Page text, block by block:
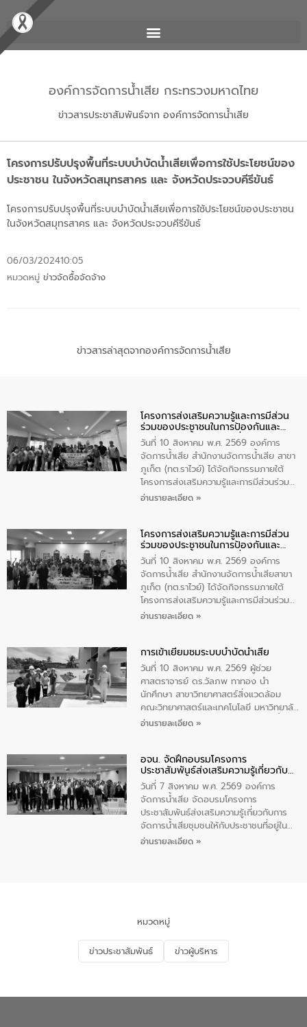
องค์การจัดการน้ำเสีย กระทรวงมหาดไทย
ข่าวสารประชาสัมพันธ์จาก องค์การจัดการน้ำเสีย
โครงการปรับปรุงพื้นที่ระบบบำบัดน้ำเสียเพื่อการใช้ประโยชน์ของ
ประชาชน ในจังหวัดสมุทรสาคร และ จังหวัดประจวบคีรีขันธ์
โครงการปรับปรุงพื้นที่ระบบบำบัดน้ำเสียเพื่อการใช้ประโยชน์ของประชาชน
ในจังหวัดสมุทรสาคร และ จังหวัดประจวบคีรีขันธ์
06/03/202410:05
หมวดหมู่ ข่าวจัดซื้อจัดจ้าง
ข่าวสารล่าสุดจากองค์การจัดการน้ำเสีย
โครงการส่งเสริมความรู้และการมีส่วน
ร่วมของประชาชนในการป้องกันและ
แก้ไขปัญหาน้ำเสียอย่างยั่งยืน
วันที่ 10 สิงหาคม พ.ศ. 2569 องค์การ
จัดการน้ำเสีย สำนักงานจัดการน้ำเสีย สาขา
ภูเก็ต (ทต.ราไวย์) ได้จัดกิจกรรมภายใต้
โครงการส่งเสริมความรู้และการมีส่วนร่วม
ของประชาชนในการป้องกันและแก้ไขปัญหา
ความรู้แก่อาสาสมัครท้องถิ่นรักษ์โลก อาสา
สมัครสาธารณสุขประจำหมู่บ้าน และ
ประชาชนผู้ที่สนใจเข้าร่วม จำนวน 80 คน
เพื่อส่งเสริมความรู้ด้านการจัดการน้ำเสีย
การบำบัดน้ำเสียเบื้องต้นในครัวเรือน และ
สร้างจิตสำนึกในการอนุรักษ์สิ่งแวดล้อม ใน
การนี้ นายเทมส์ ไกรทัศน์ นายกเทศมนตรี
อ่านรายละเอียด »
โครงการส่งเสริมความรู้และการมีส่วน
ร่วมของประชาชนในการป้องกันและ
แก้ไขปัญหาน้ำเสียอย่างยั่งยืน
วันที่ 10 สิงหาคม พ.ศ. 2569 องค์การ
จัดการน้ำเสีย สำนักงานจัดการน้ำเสียสาขา
ภูเก็ต (ทต.ราไวย์) ได้จัดกิจกรรมภายใต้
โครงการส่งเสริมความรู้และการมีส่วนร่วม
ของประชาชนในการป้องกันและแก้ไขปัญหา
ความรู้แก่นักเรียนชั้นมัธยมปีที่ 1 โรงเรียน
วัดสว่างอารมณ์ ในเขตเทศบาลตำบลราไวย์
เพื่อส่งเสริมความรู้ด้านการจัดการน้ำเสีย
การบำบัดน้ำเสียเบื้องต้นในครัวเรือน และ
สร้างจิตสำนึกในการอนุรักษ์สิ่งแวดล้อม ใน
การนี้ นายเทมส์ ไกรทัศน์ นายกเทศมนตรี
อ่านรายละเอียด »
การเข้าเยี่ยมชมระบบบำบัดน้ำเสีย
วันที่ 10 สิงหาคม พ.ศ. 2569 ผู้ช่วย
ศาสตราจารย์ ดร.วัลภพ ทาทอง นำ
นักศึกษา สาขาวิทยาศาสตร์สิ่งแวดล้อม
คณะวิทยาศาสตร์และเทคโนโลยี มหาวิทยาลัย
ราชภัฏเลย เข้าศึกษาดูงานระบบบำบัดน้ำเสีย
วิศวกร ให้การต้อนรับ และบรรยายให้ความ
รู้
อ่านรายละเอียด »
อจน. จัดฝึกอบรมโครงการ
ประชาสัมพันธ์ส่งเสริมความรู้เกี่ยวกับ
การจัดการน้ำเสีย
วันที่ 7 สิงหาคม พ.ศ. 2569 องค์การ
จัดการน้ำเสีย จัดอบรมโครงการ
ประชาสัมพันธ์ส่งเสริมความรู้เกี่ยวกับการ
จัดการน้ำเสียชุมชนให้กับประชาชนที่อยู่ใน
เขตพื้นที่เทศบาลเมืองอุทัยธานี จำนวน 100
อ่านรายละเอียด »
หมวดหมู่
ข่าวประชาสัมพันธ์ ข่าวผู้บริหาร